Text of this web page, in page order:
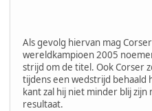
Als gevolg hiervan mag
wereldkampioen 2005
strijd om de titel. Ook Corser
tijdens een wedstrijd behaald
kant zal hij niet minder blij
resultaat.